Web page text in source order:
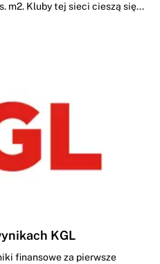
m2. Kluby tej sieci cieszą się...
KGL
finansowe za pierwsze